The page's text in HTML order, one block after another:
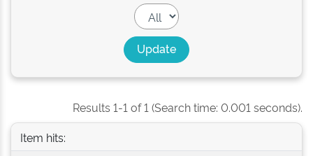
Results 1-1 of 1 (Search time: 0.001 seconds).
Item hits: